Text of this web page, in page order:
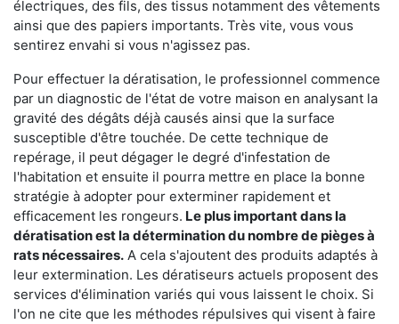
électriques, des fils, des tissus notamment des vêtements
ainsi que des papiers importants. Très vite, vous vous
sentirez envahi si vous n'agissez pas.
Pour effectuer la dératisation, le professionnel commence
par un diagnostic de l'état de votre maison en analysant la
gravité des dégâts déjà causés ainsi que la surface
susceptible d'être touchée. De cette technique de
repérage, il peut dégager le degré d'infestation de
l'habitation et ensuite il pourra mettre en place la bonne
stratégie à adopter pour exterminer rapidement et
efficacement les rongeurs. Le plus important dans la
dératisation est la détermination du nombre de pièges à
rats nécessaires. A cela s'ajoutent des produits adaptés à
leur extermination. Les dératiseurs actuels proposent des
services d'élimination variés qui vous laissent le choix. Si
l'on ne cite que les méthodes répulsives qui visent à faire